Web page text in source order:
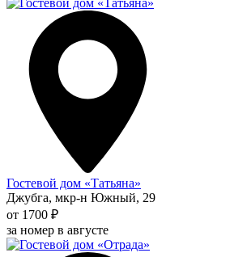
Гостевой дом «Татьяна»
Джубга, мкр-н Южный, 29
от 1700 ₽
за номер в августе